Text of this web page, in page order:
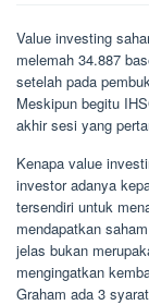
Value investing
melemah 34.887
setelah pada
Meskipun begitu
akhir sesi yang
Kenapa value
investor adanya
tersendiri untuk
mendapatkan
jelas bukan
mengingatkan
Graham ada 3